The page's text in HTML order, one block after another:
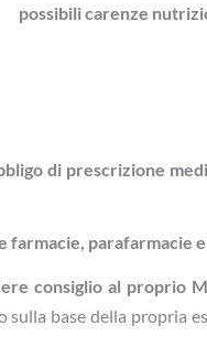
possibili carenze
di prescrizione
parafarmacie
consiglio al proprio
base della propria